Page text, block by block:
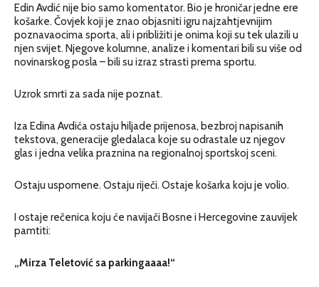
Edin Avdić nije bio samo komentator. Bio je hroničar jedne ere
košarke. Čovjek koji je znao objasniti igru najzahtjevnijim
poznavaocima sporta, ali i približiti je onima koji su tek ulazili u
njen svijet. Njegove kolumne, analize i komentari bili su više od
novinarskog posla – bili su izraz strasti prema sportu.
Uzrok smrti za sada nije poznat.
Iza Edina Avdića ostaju hiljade prijenosa, bezbroj napisanih
tekstova, generacije gledalaca koje su odrastale uz njegov
glas i jedna velika praznina na regionalnoj sportskoj sceni.
Ostaju uspomene. Ostaju riječi. Ostaje košarka koju je volio.
I ostaje rečenica koju će navijači Bosne i Hercegovine zauvijek
pamtiti:
„Mirza Teletović sa parkingaaaa!“